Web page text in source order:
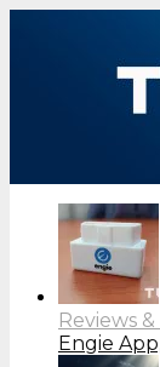
Reviews
Engie